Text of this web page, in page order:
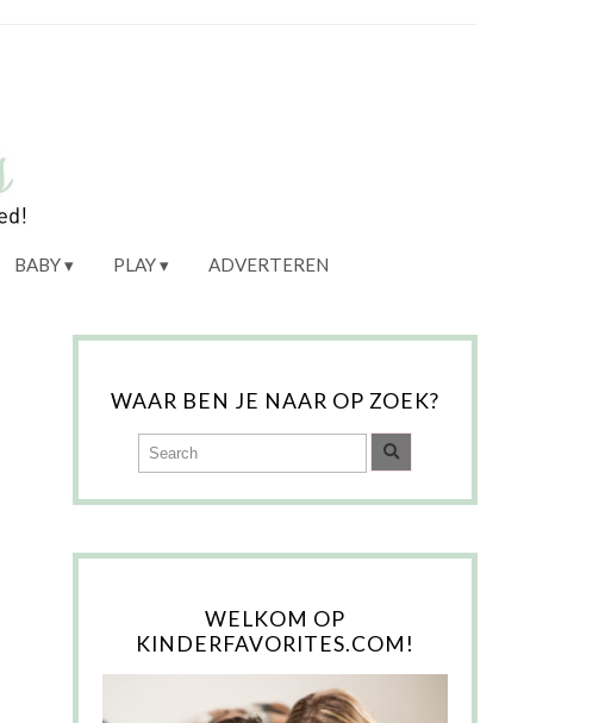
BABY PLAY ADVERTEREN
WAAR BEN JE NAAR OP ZOEK?
WELKOM OP
KINDERFAVORITES.COM!